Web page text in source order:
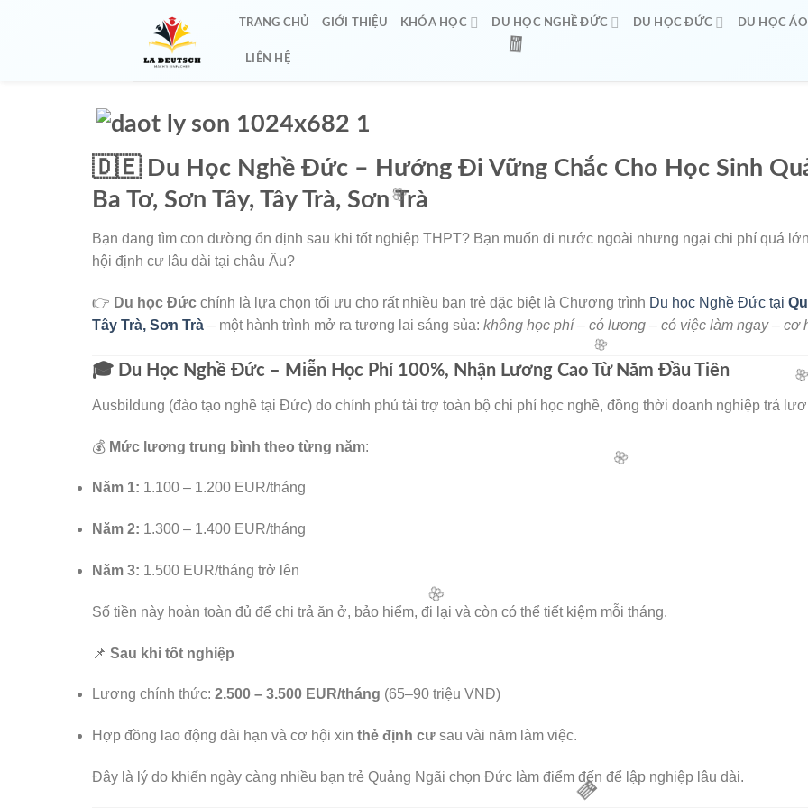
🌸
🌸
TRANG CHỦ GIỚI THIỆU KHÓA HỌC DU HỌC NGHỀ ĐỨC DU HỌC ĐỨC DU HỌC ÁO
LIÊN HỆ
🇩🇪 Du Học Nghề Đức – Hướng Đi Vững Chắc Cho Học Sinh
Ba Tơ, Sơn Tây, Tây Trà, Sơn Trà
Bạn đang tìm con đường ổn định sau khi tốt nghiệp THPT? Bạn muốn đi nước ngoài nhưng ngại chi phí quá
hội định cư lâu dài tại châu Âu?
👉 Du học Đức chính là lựa chọn tối ưu cho rất nhiều bạn trẻ đặc biệt là Chương trình Du học Nghề Đức tại
Tây Trà, Sơn Trà – một hành trình mở ra tương lai sáng sủa: không học phí – có lương – có việc làm ngay – cơ
🎓 Du Học Nghề Đức – Miễn Học Phí 100%, Nhận Lương Cao Từ Năm Đầu Tiên
Ausbildung (đào tạo nghề tại Đức) do chính phủ tài trợ toàn bộ chi phí học nghề, đồng thời doanh nghiệp trả
💰 Mức lương trung bình theo từng năm:
Năm 1: 1.100 – 1.200 EUR/tháng
Năm 2: 1.300 – 1.400 EUR/tháng
Năm 3: 1.500 EUR/tháng trở lên
Số tiền này hoàn toàn đủ để chi trả ăn ở, bảo hiểm, đi lại và còn có thể tiết kiệm mỗi tháng.
📌 Sau khi tốt nghiệp
Lương chính thức: 2.500 – 3.500 EUR/tháng (65–90 triệu VNĐ)
Hợp đồng lao động dài hạn và cơ hội xin thẻ định cư sau vài năm làm việc.
Đây là lý do khiến ngày càng nhiều bạn trẻ Quảng Ngãi chọn Đức làm điểm đến để lập nghiệp lâu dài.